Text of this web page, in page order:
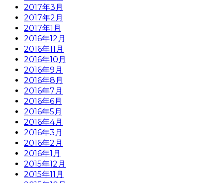
2017年3月
2017年2月
2017年1月
2016年12月
2016年11月
2016年10月
2016年9月
2016年8月
2016年7月
2016年6月
2016年5月
2016年4月
2016年3月
2016年2月
2016年1月
2015年12月
2015年11月